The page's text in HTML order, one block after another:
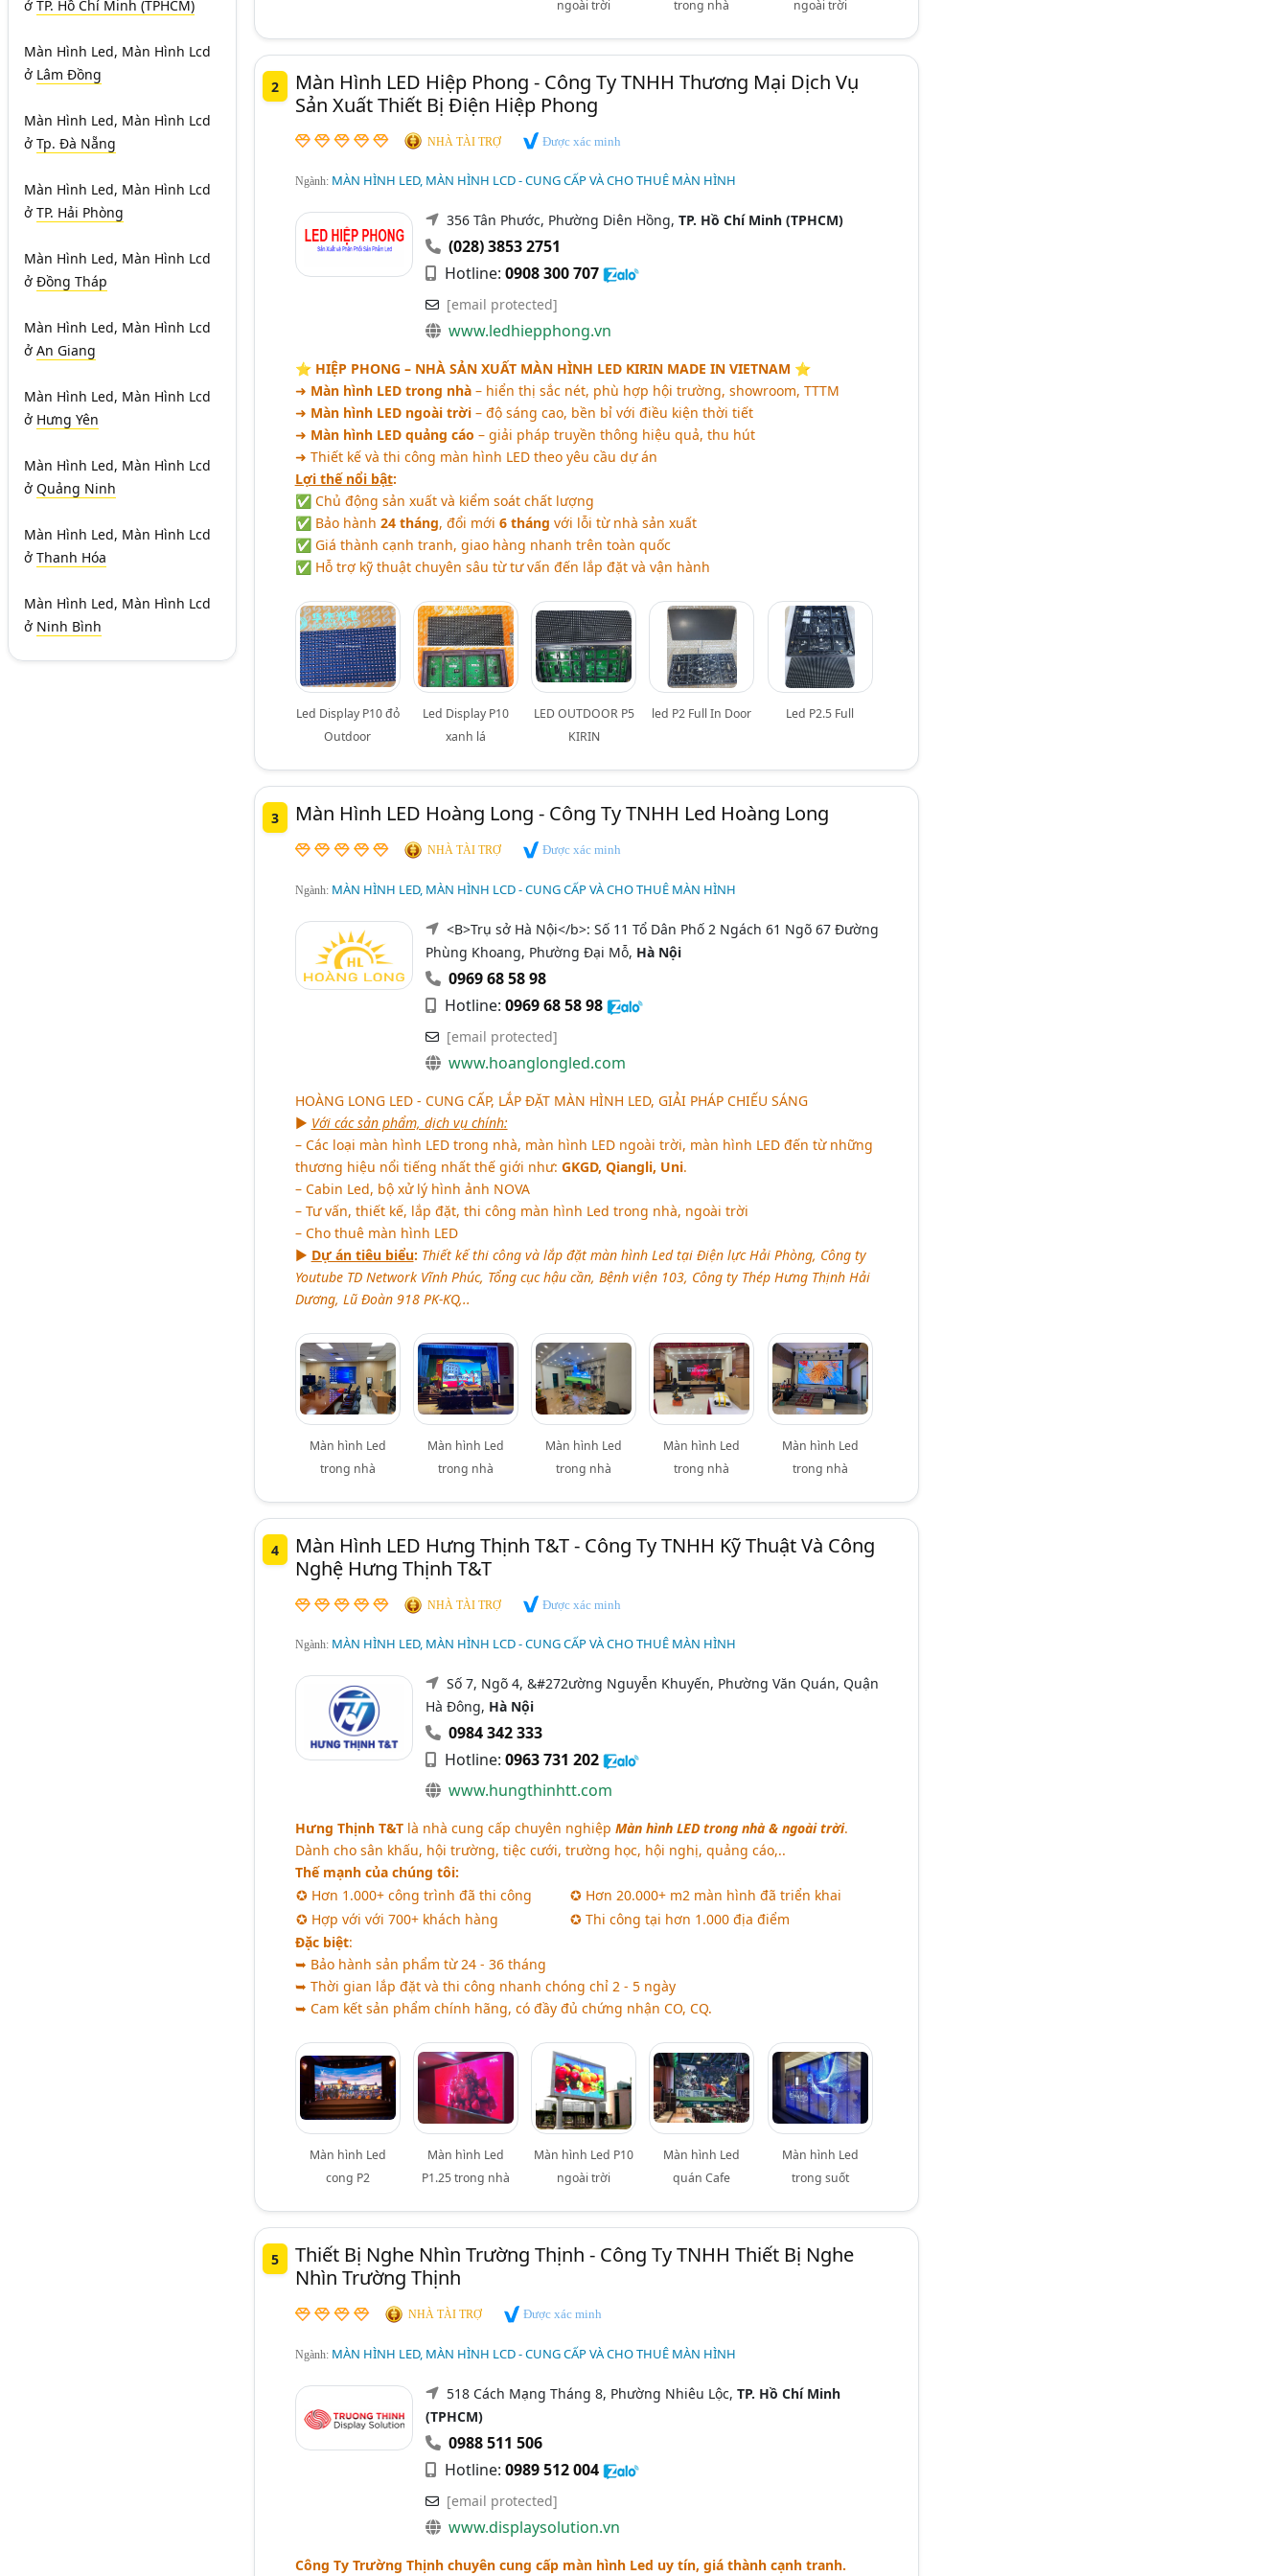
ở TP. Hồ Chí Minh (TPHCM)
Màn Hình Led, Màn Hình Lcd
ở Lâm Đồng
Màn Hình Led, Màn Hình Lcd
ở Tp. Đà Nẵng
Màn Hình Led, Màn Hình Lcd
ở TP. Hải Phòng
Màn Hình Led, Màn Hình Lcd
ở Đồng Tháp
Màn Hình Led, Màn Hình Lcd
ở An Giang
Màn Hình Led, Màn Hình Lcd
ở Hưng Yên
Màn Hình Led, Màn Hình Lcd
ở Quảng Ninh
Màn Hình Led, Màn Hình Lcd
ở Thanh Hóa
Màn Hình Led, Màn Hình Lcd
ở Ninh Bình
ngoài trời trong nhà ngoài trời
2
Màn Hình LED Hiệp Phong - Công Ty TNHH Thương Mại Dịch Vụ
Sản Xuất Thiết Bị Điện Hiệp Phong
NHÀ TÀI TRỢ Được xác minh
Ngành: MÀN HÌNH LED, MÀN HÌNH LCD - CUNG CẤP VÀ CHO THUÊ MÀN HÌNH
356 Tân Phước, Phường Diên Hồng, TP. Hồ Chí Minh (TPHCM)
(028) 3853 2751
Hotline: 0908 300 707
[email protected]
www.ledhiepphong.vn
⭐️ HIỆP PHONG – NHÀ SẢN XUẤT MÀN HÌNH LED KIRIN MADE IN VIETNAM ⭐️
➜ Màn hình LED trong nhà– hiển thị sắc nét, phù hợp hội trường, showroom, TTTM
➜ Màn hình LED ngoài trời– độ sáng cao, bền bỉ với điều kiện thời tiết
➜ Màn hình LED quảng cáo – giải pháp truyền thông hiệu quả, thu hút
➜ Thiết kế và thi công màn hình LED theo yêu cầu dự án
Lợi thế nổi bật:
✅ Chủ động sản xuất và kiểm soát chất lượng
✅ Bảo hành 24 tháng, đổi mới 6 tháng với lỗi từ nhà sản xuất
✅ Giá thành cạnh tranh, giao hàng nhanh trên toàn quốc
✅ Hỗ trợ kỹ thuật chuyên sâu từ tư vấn đến lắp đặt và vận hành
Led Display P10 đỏ
Outdoor
Led Display P10
xanh lá
LED OUTDOOR P5
KIRIN
led P2 Full In Door Led P2.5 Full
3 Màn Hình LED Hoàng Long - Công Ty TNHH Led Hoàng Long
NHÀ TÀI TRỢ Được xác minh
Ngành: MÀN HÌNH LED, MÀN HÌNH LCD - CUNG CẤP VÀ CHO THUÊ MÀN HÌNH
<B>Trụ sở Hà Nội</b>: Số 11 Tổ Dân Phố 2 Ngách 61 Ngõ 67 Đường
Phùng Khoang, Phường Đại Mỗ, Hà Nội
0969 68 58 98
Hotline: 0969 68 58 98
[email protected]
www.hoanglongled.com
HOÀNG LONG LED - CUNG CẤP, LẮP ĐẶT MÀN HÌNH LED, GIẢI PHÁP CHIẾU SÁNG
► Với các sản phẩm, dịch vụ chính:
– Các loại màn hình LED trong nhà, màn hình LED ngoài trời, màn hình LED đến từ những
thương hiệu nổi tiếng nhất thế giới như: GKGD, Qiangli, Uni.
– Cabin Led, bộ xử lý hình ảnh NOVA
– Tư vấn, thiết kế, lắp đặt, thi công màn hình Led trong nhà, ngoài trời
– Cho thuê màn hình LED
► Dự án tiêu biểu: Thiết kế thi công và lắp đặt màn hình Led tại Điện lực Hải Phòng, Công ty
Youtube TD Network Vĩnh Phúc, Tổng cục hậu cần, Bệnh viện 103, Công ty Thép Hưng Thịnh Hải
Dương, Lũ Đoàn 918 PK-KQ,..
Màn hình Led
trong nhà
Màn hình Led
trong nhà
Màn hình Led
trong nhà
Màn hình Led
trong nhà
Màn hình Led
trong nhà
4
Màn Hình LED Hưng Thịnh T&T - Công Ty TNHH Kỹ Thuật Và Công
Nghệ Hưng Thịnh T&T
NHÀ TÀI TRỢ Được xác minh
Ngành: MÀN HÌNH LED, MÀN HÌNH LCD - CUNG CẤP VÀ CHO THUÊ MÀN HÌNH
Số 7, Ngõ 4, &#272ường Nguyễn Khuyến, Phường Văn Quán, Quận
Hà Đông, Hà Nội
0984 342 333
Hotline: 0963 731 202
www.hungthinhtt.com
Hưng Thịnh T&Tlà nhà cung cấp chuyên nghiệp Màn hình LED trong nhà & ngoài trời.
Dành cho sân khấu, hội trường, tiệc cưới, trường học, hội nghị, quảng cáo,..
Thế mạnh của chúng tôi:
✪ Hơn 1.000+ công trình đã thi công
✪ Hơn 20.000+ m2 màn hình đã triển khai
✪ Hợp với với 700+ khách hàng
✪ Thi công tại hơn 1.000 địa điểm
Đặc biệt:
➥ Bảo hành sản phẩm từ 24 - 36 tháng
➥ Thời gian lắp đặt và thi công nhanh chóng chỉ 2 - 5 ngày
➥ Cam kết sản phẩm chính hãng, có đầy đủ chứng nhận CO, CQ.
Màn hình Led
cong P2
Màn hình Led
P1.25 trong nhà
Màn hình Led P10
ngoài trời
Màn hình Led
quán Cafe
Màn hình Led
trong suốt
5
Thiết Bị Nghe Nhìn Trường Thịnh - Công Ty TNHH Thiết Bị Nghe
Nhìn Trường Thịnh
NHÀ TÀI TRỢ Được xác minh
Ngành: MÀN HÌNH LED, MÀN HÌNH LCD - CUNG CẤP VÀ CHO THUÊ MÀN HÌNH
518 Cách Mạng Tháng 8, Phường Nhiêu Lộc, TP. Hồ Chí Minh
(TPHCM)
0988 511 506
Hotline: 0989 512 004
[email protected]
www.displaysolution.vn
Công Ty Trường Thịnh chuyên cung cấp màn hình Led uy tín, giá thành cạnh tranh.